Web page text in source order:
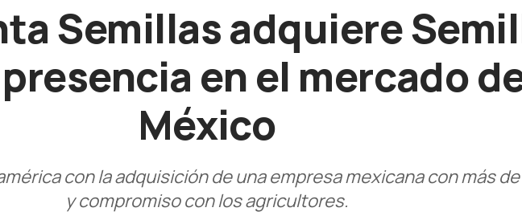
Semillas adquiere
en el mercado
México
con la adquisición de una empresa mexicana con más
y compromiso con los agricultores.